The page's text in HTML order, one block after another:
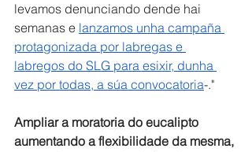
levamos denunciando dende hai
semanas e lanzamos unha campaña
protagonizada por labregas e
labregos do SLG para esixir, dunha
vez por todas, a súa convocatoria-."
Ampliar a moratoria do eucalipto
aumentando a flexibilidade da mesma,